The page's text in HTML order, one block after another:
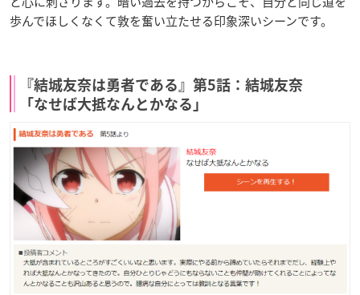
歩んでほしくなくて敦を奮い立たせる印象深いシーンです。
『結城友奈は勇者である』第5話：結城友奈
「なせば大抵なんとかなる」